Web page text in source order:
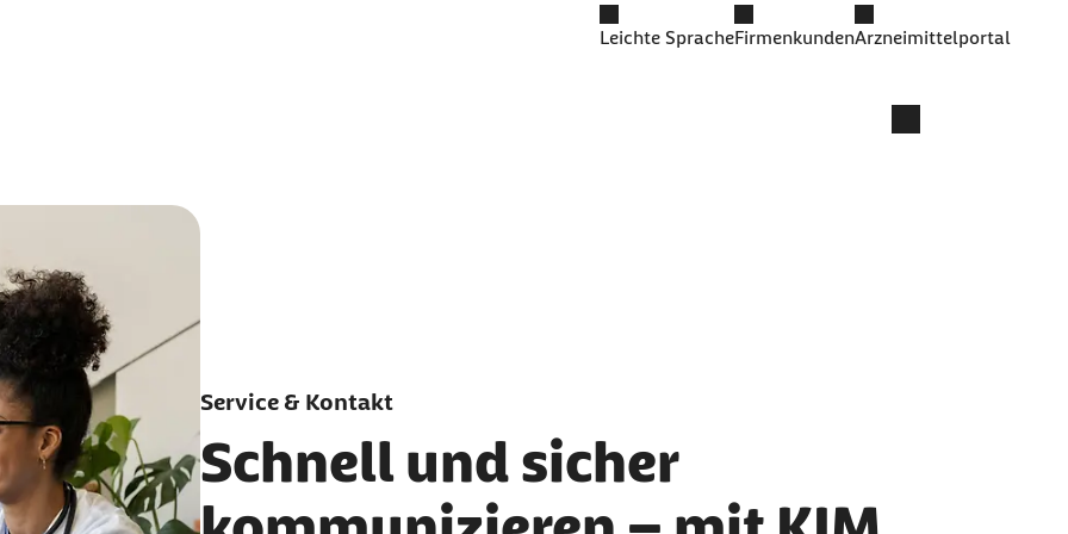
Leichte SpracheFirmenkundenArzneimittelportal
Service & Kontakt
Schnell und sicher